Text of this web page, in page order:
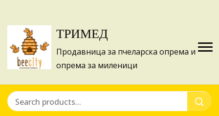
ТРИМЕД
Продавница за пчеларска опрема и
опрема за миленици